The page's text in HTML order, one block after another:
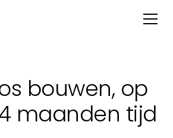
bouwen, op
maanden tijd